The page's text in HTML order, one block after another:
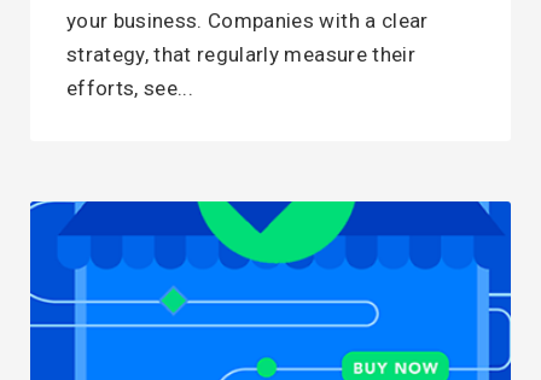
your business. Companies with a clear
strategy, that regularly measure their
efforts, see...